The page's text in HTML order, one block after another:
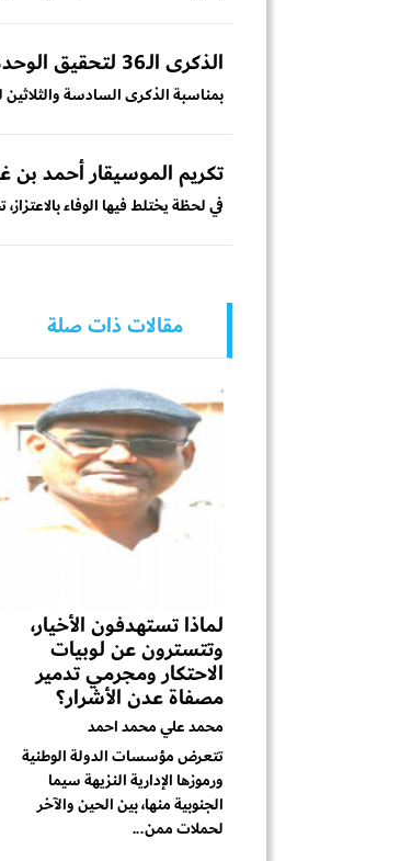
الذكرى الـ36 لتحقيق الوحدة اليمنية
بمناسبة الذكرى السادسة والثلاثين لتحقيق الوحدة اليمنية في
تكريم الموسيقار أحمد بن
في لحظة يختلط فيها الوفاء
مقالات ذات صلة
لماذا تستهدفون الأخيار،
وتتسترون عن لوبيات
الاحتكار ومجرمي تدمير
مصفاة عدن الأشرار؟
محمد علي محمد احمد
تتعرض مؤسسات الدولة الوطنية
ورموزها الإدارية النزيهة سيما
الجنوبية منها، بين الحين والآخر
لحملات ممن...